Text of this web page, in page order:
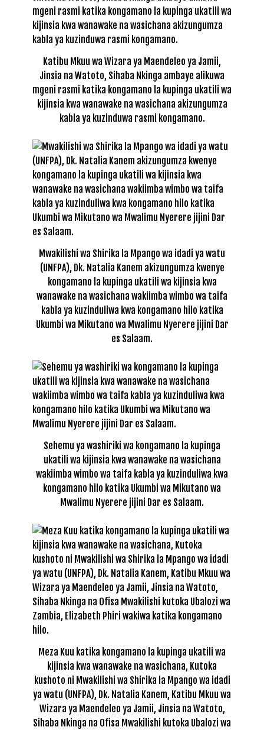
Katibu Mkuu wa Wizara ya Maendeleo ya Jamii,
Jinsia na Watoto, Sihaba Nkinga ambaye alikuwa
mgeni rasmi katika kongamano la kupinga ukatili wa
kijinsia kwa wanawake na wasichana akizungumza
kabla ya kuzinduwa rasmi kongamano.
Mwakilishi wa Shirika la Mpango wa idadi ya watu
(UNFPA), Dk. Natalia Kanem akizungumza kwenye
kongamano la kupinga ukatili wa kijinsia kwa
wanawake na wasichana wakiimba wimbo wa taifa
kabla ya kuzinduliwa kwa kongamano hilo katika
Ukumbi wa Mikutano wa Mwalimu Nyerere jijini Dar
es Salaam.
Sehemu ya washiriki wa kongamano la kupinga
ukatili wa kijinsia kwa wanawake na wasichana
wakiimba wimbo wa taifa kabla ya kuzinduliwa kwa
kongamano hilo katika Ukumbi wa Mikutano wa
Mwalimu Nyerere jijini Dar es Salaam.
Meza Kuu katika kongamano la kupinga ukatili wa
kijinsia kwa wanawake na wasichana, Kutoka
kushoto ni Mwakilishi wa Shirika la Mpango wa idadi
ya watu (UNFPA), Dk. Natalia Kanem, Katibu Mkuu wa
Wizara ya Maendeleo ya Jamii, Jinsia na Watoto,
Sihaba Nkinga na Ofisa Mwakilishi kutoka Ubalozi wa